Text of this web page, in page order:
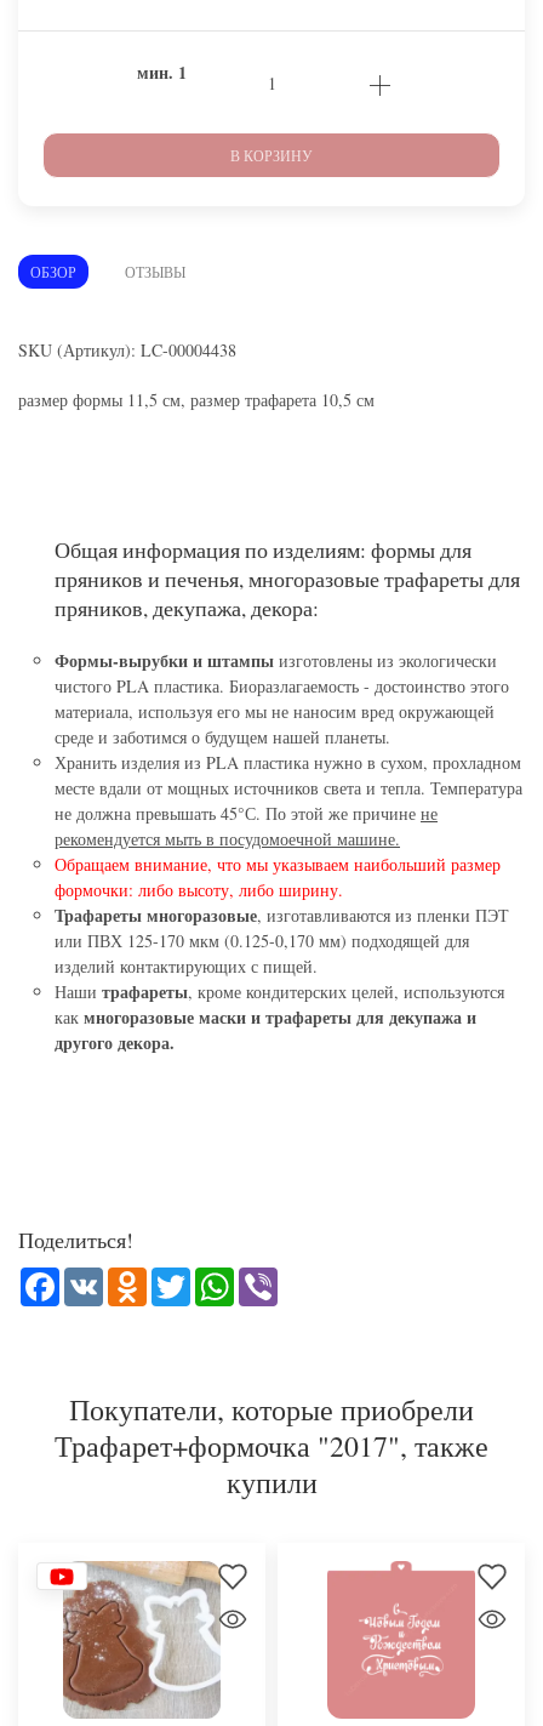
мин. 1
В КОРЗИНУ
ОБЗОР ОТЗЫВЫ
SKU (Артикул): LC-00004438
размер формы 11,5 см, размер трафарета 10,5 см
Общая информация по изделиям: формы для
пряников и печенья, многоразовые трафареты для
пряников, декупажа, декора:
Формы-вырубки и штампы изготовлены из экологически
чистого PLA пластика. Биоразлагаемость - достоинство этого
материала, используя его мы не наносим вред окружающей
среде и заботимся о будущем нашей планеты.
Хранить изделия из PLA пластика нужно в сухом, прохладном
месте вдали от мощных источников света и тепла. Температура
не должна превышать 45°С. По этой же причине не
рекомендуется мыть в посудомоечной машине.
Обращаем внимание, что мы указываем наибольший размер
формочки: либо высоту, либо ширину.
Трафареты многоразовые, изготавливаются из пленки ПЭТ
или ПВХ 125-170 мкм (0.125-0,170 мм) подходящей для
изделий контактирующих с пищей.
Наши трафареты, кроме кондитерских целей, используются
как многоразовые маски и трафареты для декупажа и
другого декора.
Поделиться!
Facebook
VK Odnoklassniki
TwitterWhatsApp
Покупатели, которые приобрели
Трафарет+формочка "2017", также
купили